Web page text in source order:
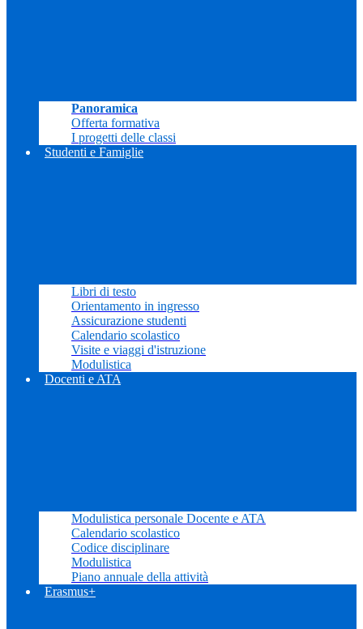
Panoramica
Offerta formativa
I progetti delle classi
Studenti e Famiglie
Libri di testo
Orientamento in ingresso
Assicurazione studenti
Calendario scolastico
Visite e viaggi d'istruzione
Modulistica
Docenti e ATA
Modulistica personale Docente e ATA
Calendario scolastico
Codice disciplinare
Modulistica
Piano annuale della attività
Erasmus+